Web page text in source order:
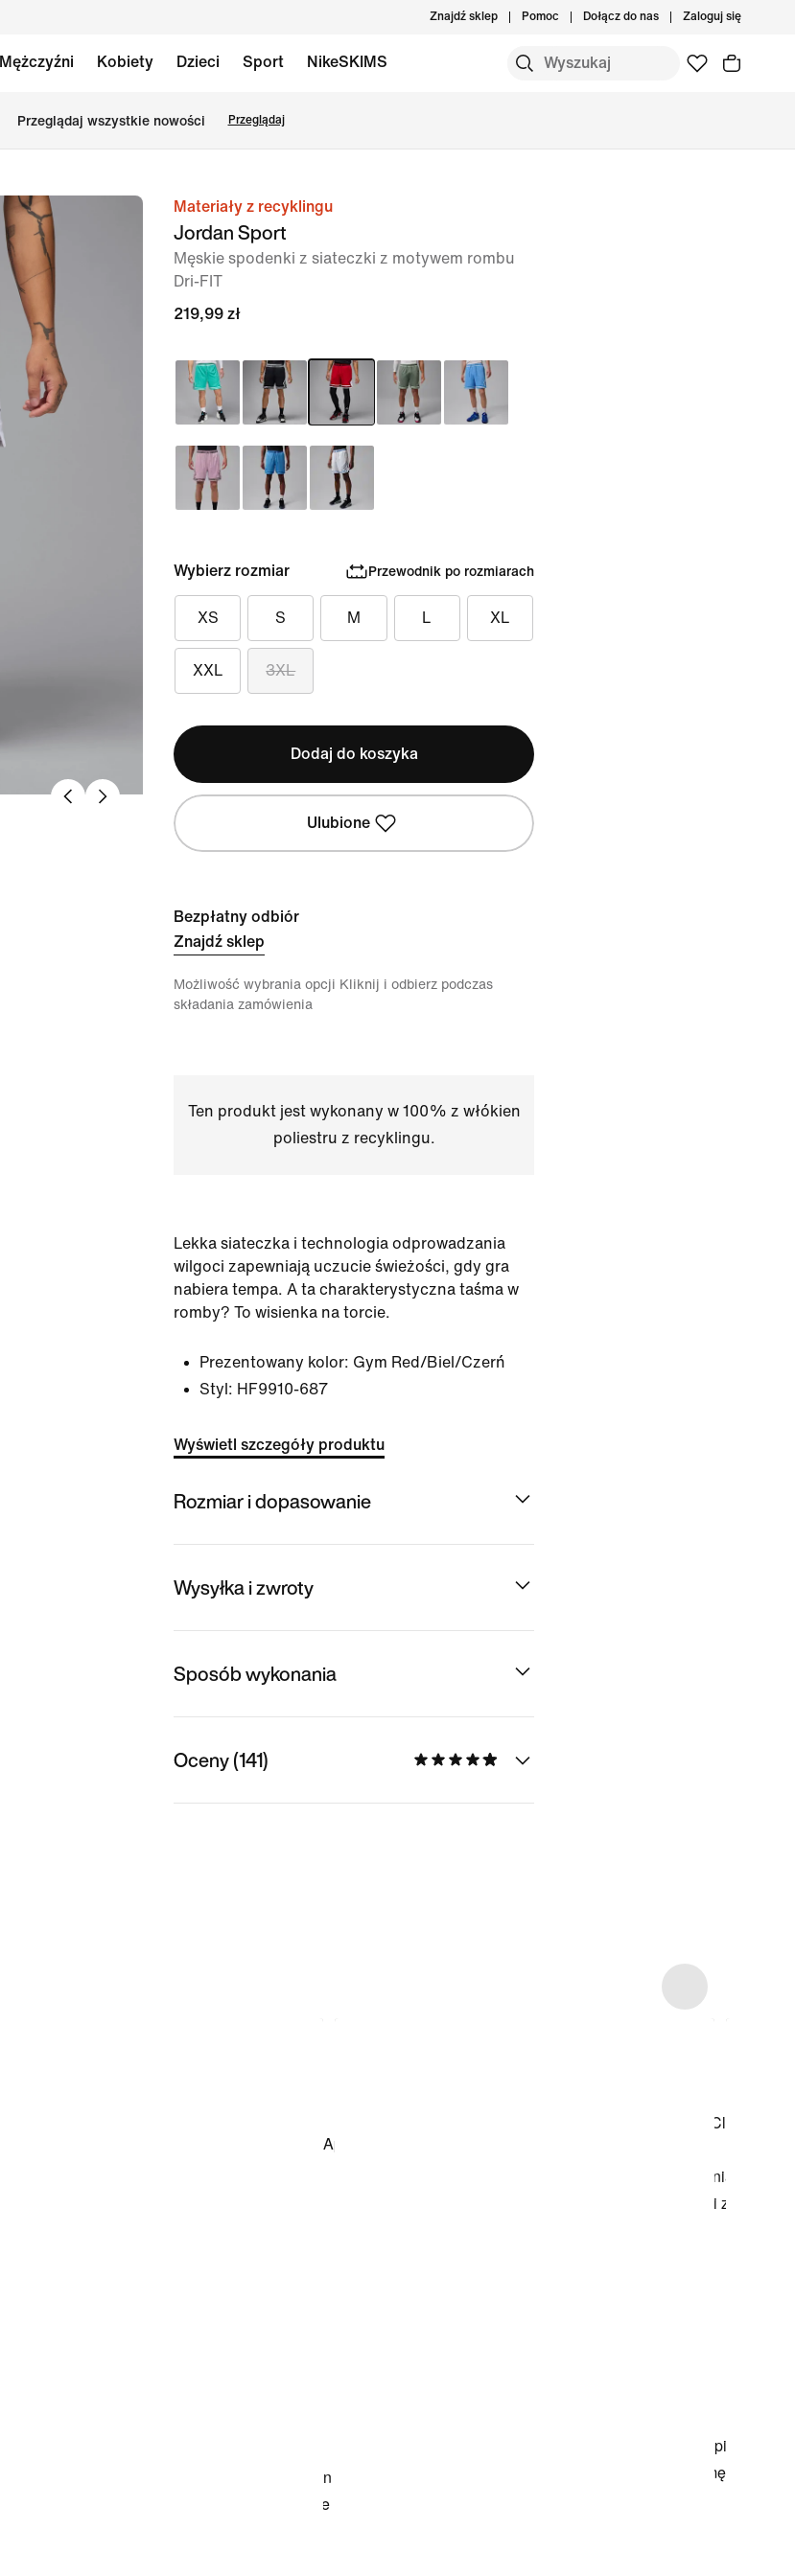
Znajdź sklep Pomoc Dołącz do nas Zaloguj się
Mężczyźni Kobiety Dzieci Sport NikeSKIMS
Przeglądaj wszystkie nowości Przeglądaj
obraz
1 z 7
Materiały z recyklingu
Jordan Sport
Męskie spodenki z siateczki z motywem rombu
Dri-FIT
219,99 zł
Wybierz rozmiar Przewodnik po rozmiarach
XS S M L XL
XXL 3XL
Dodaj do koszyka
Ulubione
Bezpłatny odbiór
Znajdź sklep
Możliwość wybrania opcji Kliknij i odbierz podczas
składania zamówienia
Ten produkt jest wykonany w 100% z włókien
poliestru z recyklingu.
Lekka siateczka i technologia odprowadzania
wilgoci zapewniają uczucie świeżości, gdy gra
nabiera tempa. A ta charakterystyczna taśma w
romby? To wisienka na torcie.
Prezentowany kolor: Gym Red/Biel/Czerń
Styl: HF9910-687
Wyświetl szczegóły produktu
Rozmiar i dopasowanie
Wysyłka i zwroty
Sposób wykonania
Oceny (141)